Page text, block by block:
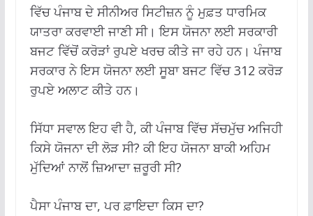
ਵਿੱਚ ਪੰਜਾਬ ਦੇ ਸੀਨੀਅਰ ਸਿਟੀਜ਼ਨ ਨੂੰ ਮੁਫ਼ਤ ਧਾਰਮਿਕ
ਯਾਤਰਾ ਕਰਵਾਈ ਜਾਣੀ ਸੀ। ਇਸ ਯੋਜਨਾ ਲਈ ਸਰਕਾਰੀ
ਬਜਟ ਵਿੱਚੋਂ ਕਰੋੜਾਂ ਰੁਪਏ ਖਰਚ ਕੀਤੇ ਜਾ ਰਹੇ ਹਨ। ਪੰਜਾਬ
ਸਰਕਾਰ ਨੇ ਇਸ ਯੋਜਨਾ ਲਈ ਸੂਬਾ ਬਜਟ ਵਿੱਚ 312 ਕਰੋੜ
ਰੁਪਏ ਅਲਾਟ ਕੀਤੇ ਹਨ।
ਸਿੱਧਾ ਸਵਾਲ ਇਹ ਵੀ ਹੈ, ਕੀ ਪੰਜਾਬ ਵਿੱਚ ਸੱਚਮੁੱਚ ਅਜਿਹੀ
ਕਿਸੇ ਯੋਜਨਾ ਦੀ ਲੋੜ ਸੀ? ਕੀ ਇਹ ਯੋਜਨਾ ਬਾਕੀ ਅਹਿਮ
ਮੁੱਦਿਆਂ ਨਾਲੋਂ ਜ਼ਿਆਦਾ ਜ਼ਰੂਰੀ ਸੀ?
ਪੈਸਾ ਪੰਜਾਬ ਦਾ, ਪਰ ਫ਼ਾਇਦਾ ਕਿਸ ਦਾ?